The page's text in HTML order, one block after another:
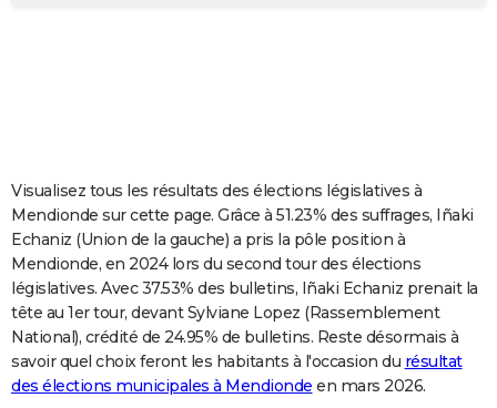
Carte de Noël
Carte Bonne année
Carte Saint-Valentin
Carte Pâques
Carte d'anniversaire
DICTIONNAIRE
Dictionnaire
Biographies
Citations
Expressions
Proverbes
PROGRAMME TV
COPAINS D'AVANT
S'inscrire
Se connecter
Lycées
Collèges
Primaires
Universités
Entreprises
Service militaire
Avis de recherche
AVIS DE DÉCÈS
FORUM
Visualisez tous les résultats des élections législatives à
Mendionde sur cette page. Grâce à 51.23% des suffrages, Iñaki
Echaniz (Union de la gauche) a pris la pôle position à
Mendionde, en 2024 lors du second tour des élections
législatives. Avec 37.53% des bulletins, Iñaki Echaniz prenait la
tête au 1er tour, devant Sylviane Lopez (Rassemblement
National), crédité de 24.95% de bulletins. Reste désormais à
savoir quel choix feront les habitants à l'occasion du résultat
des élections municipales à Mendionde en mars 2026.